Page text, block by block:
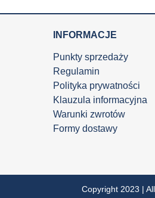
INFORMACJE
Punkty sprzedaży
Regulamin
Polityka prywatności
Klauzula informacyjna
Warunki zwrotów
Formy dostawy
Copyright 2023 |